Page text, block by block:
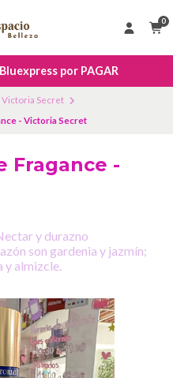
0
por PAGAR
Victoria Secret
- Victoria Secret
Fragance -
y durazno
son gardenia y jazmín;
y almizcle.